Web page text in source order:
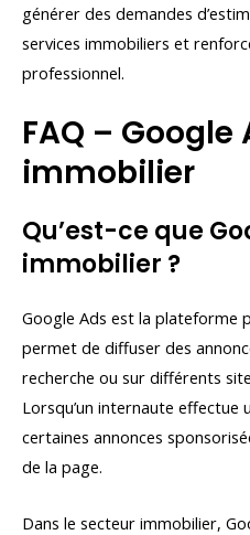
générer des demandes
services immobiliers et
professionnel.
FAQ – Google
immobilier
Qu’est-ce que
immobilier ?
Google Ads est la plateforme
permet de diffuser des
recherche ou sur différents
Lorsqu’un internaute effectue
certaines annonces
de la page.
Dans le secteur immobilier,